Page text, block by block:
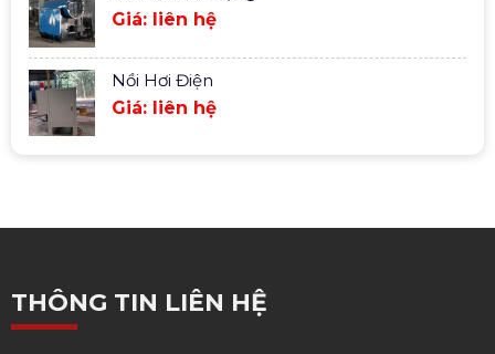
Giá: liên hệ
Nồi Hơi Điện
Giá: liên hệ
THÔNG TIN LIÊN HỆ